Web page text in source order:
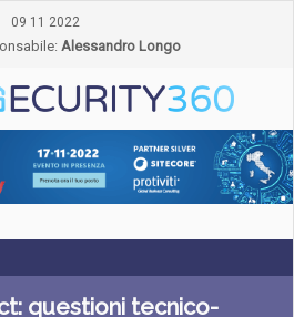
09 11 2022
Alessandro Longo
questioni tecnico-